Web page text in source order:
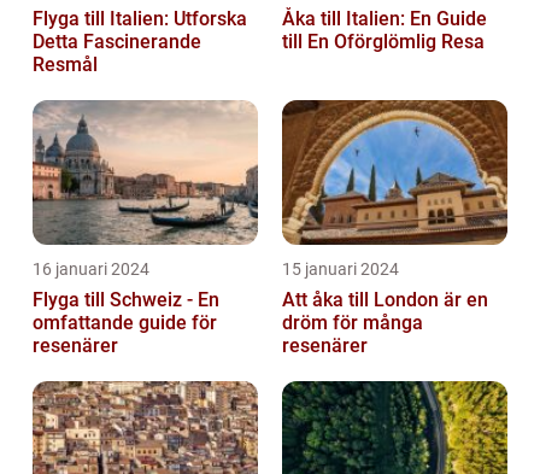
Flyga till Italien: Utforska
Detta Fascinerande
Resmål
Åka till Italien: En Guide
till En Oförglömlig Resa
16 januari 2024
Flyga till Schweiz - En
omfattande guide för
resenärer
15 januari 2024
Att åka till London är en
dröm för många
resenärer